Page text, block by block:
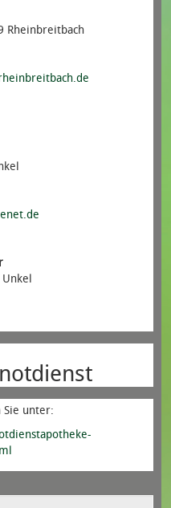
Rheinbreitbach
Sie unter: